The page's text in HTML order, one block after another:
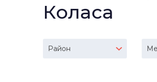
Коласа
Район